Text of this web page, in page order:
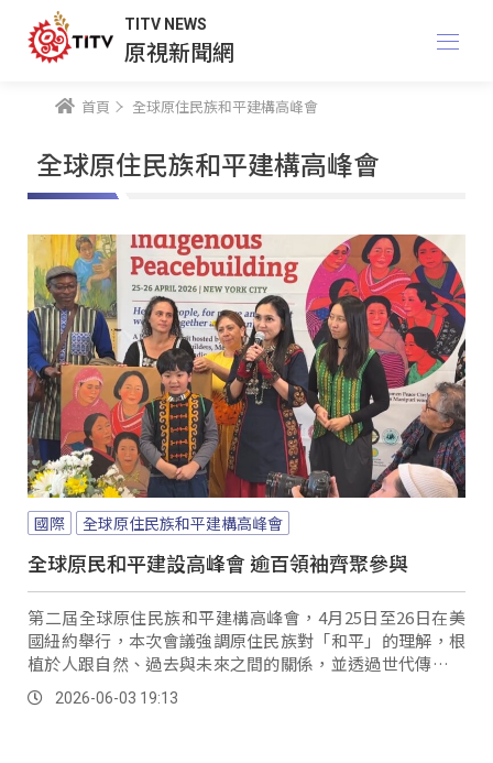
TITV NEWS
原視新聞網
首頁 全球原住民族和平建構高峰會
全球原住民族和平建構高峰會
國際 全球原住民族和平建構高峰會
全球原民和平建設高峰會 逾百領袖齊聚參與
第二屆全球原住民族和平建構高峰會，4月25日至26日在美
國紐約舉行，本次會議強調原住民族對「和平」的理解，根
植於人跟自然、過去與未來之間的關係，並透過世代傳承延
續至今。
2026-06-03 19:13